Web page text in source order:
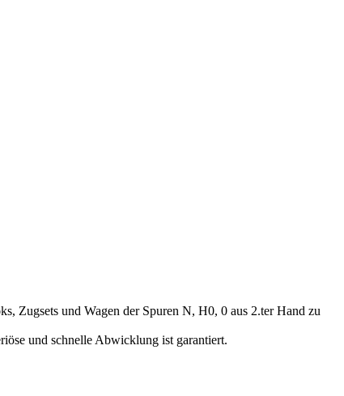
Zugsets und Wagen der Spuren N, H0, 0 aus 2.ter Hand zu
und schnelle Abwicklung ist garantiert.